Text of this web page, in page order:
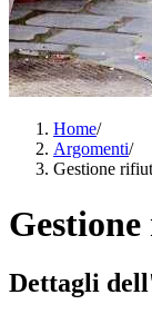
Home/
Argomenti/
Gestione
Dettagli